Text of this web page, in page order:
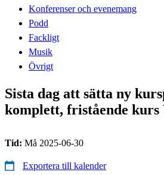
Konferenser och evenemang
Podd
Fackligt
Musik
Övrigt
Sista dag att sätta ny
komplett, fristående kurs
Tid: Må 2025-06-30
Exportera till kalender